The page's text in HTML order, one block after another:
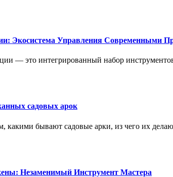
Экосистема Управления Современными
— это интегрированный набор
садовых арок
какими бывают садовые арки, из чего их
Незаменимый Инструмент Мастера